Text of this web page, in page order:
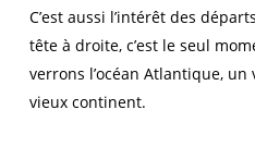
C’est aussi l’intérêt des
tête à droite, c’est le seul
verrons l’océan Atlantique,
vieux continent.